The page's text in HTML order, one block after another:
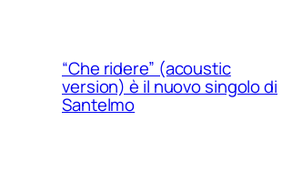
“Che ridere” (acoustic
version) è il nuovo singolo di
Santelmo